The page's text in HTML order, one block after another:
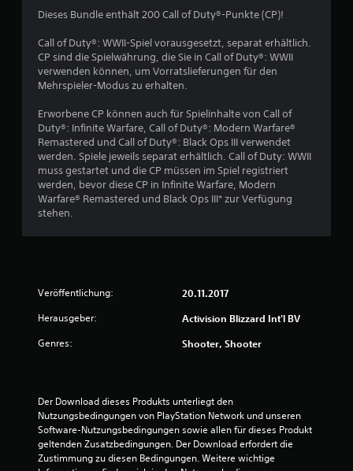
h
e
w
.
8
Dieses Bundle enthält 200 Call of Duty®-Punkte (CP)!
Call of Duty®: WWII-Spiel vorausgesetzt, separat erhältlich.
CP sind die Spielwährung, die Sie in Call of Duty®: WWII
verwenden können, um Vorratslieferungen für den
Mehrspieler-Modus zu erhalten.
Erworbene CP können auch für Spielinhalte von Call of
Duty®: Infinite Warfare, Call of Duty®: Modern Warfare®
Remastered und Call of Duty®: Black Ops III verwendet
werden. Spiele jeweils separat erhältlich. Call of Duty: WWII
muss gestartet und die CP müssen im Spiel registriert
werden, bevor diese CP in Infinite Warfare, Modern
Warfare® Remastered und Black Ops III* zur Verfügung
stehen.
Veröffentlichung: 20.11.2017
Herausgeber: Activision Blizzard Int'l BV
Genres: Shooter, Shooter
Der Download dieses Produkts unterliegt den
Nutzungsbedingungen von PlayStation Network und unseren
Software-Nutzungsbedingungen sowie allen für dieses Produkt
geltenden Zusatzbedingungen. Der Download erfordert die
Zustimmung zu diesen Bedingungen. Weitere wichtige